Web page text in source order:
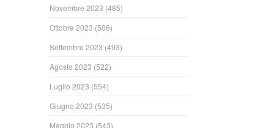
Novembre 2023 (485)
Ottobre 2023 (506)
Settembre 2023 (493)
Agosto 2023 (522)
Luglio 2023 (554)
Giugno 2023 (535)
Maggio 2023 (543)